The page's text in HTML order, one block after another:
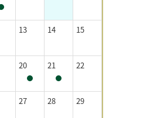
13 14 15
20 21 22
27 28 29